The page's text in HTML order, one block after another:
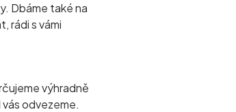
Dbáme také na
rádi s vámi
výhradně
odvezeme.